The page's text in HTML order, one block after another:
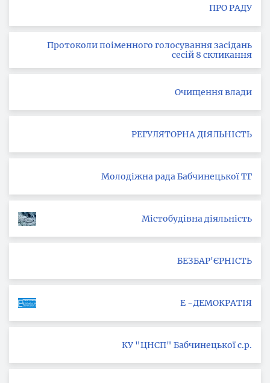
ПРО РАДУ
Протоколи поіменного голосування засідань
сесій 8 скликання
Очищення влади
РЕГУЛЯТОРНА ДІЯЛЬНІСТЬ
Молодіжна рада Бабчинецької ТГ
Містобудівна діяльність
БЕЗБАР'ЄРНІСТЬ
Е -ДЕМОКРАТІЯ
КУ "ЦНСП" Бабчинецької с.р.